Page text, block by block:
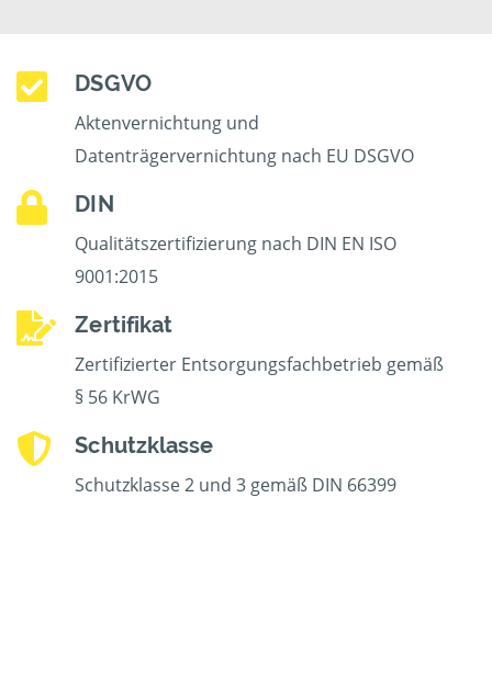
DSGVO
Aktenvernichtung und
Datenträgervernichtung nach EU DSGVO
DIN
Qualitätszertifizierung nach DIN EN ISO
9001:2015
Zertifikat
Zertifizierter Entsorgungsfachbetrieb gemäß
§ 56 KrWG
Schutzklasse
Schutzklasse 2 und 3 gemäß DIN 66399